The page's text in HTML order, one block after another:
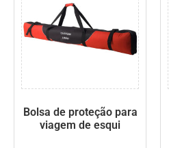
Bolsa de proteção para
viagem de esqui